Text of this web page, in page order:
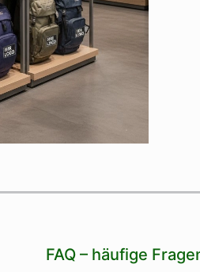
FAQ – häufige